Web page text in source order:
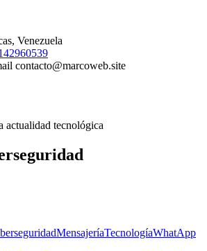
Venezuela
contacto@marcoweb.site
actualidad tecnológica
MensajeríaTecnologíaWhatApp